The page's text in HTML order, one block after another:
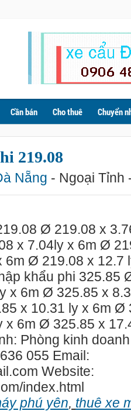
Cần bán Cho thuê Chuyển
219.08
Nẵng - Ngoại Tỉnh
Ø 219.08 x
x 7.04ly x 6m Ø
6m Ø 219.08 x 12.7
khẩu phi 325.85
x 6m Ø 325.85 x
x 10.31 ly x 6m Ø
x 6m Ø 325.85 x
Phòng kinh
055 Email:
Website:
index.html
phú yên, thuê xe